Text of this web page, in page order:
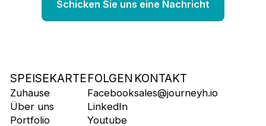
SPEISEKARTE
Zuhause
Über uns
Portfolio
FOLGEN
Facebook
LinkedIn
Youtube
KONTAKT
sales@journeyh.io